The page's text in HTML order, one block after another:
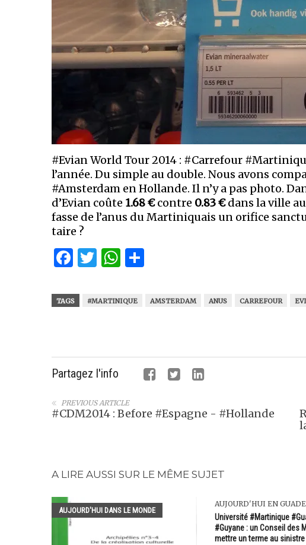
#Evian World Tour 2014 : #Carrefour
l’année. Du simple au double. Nous avons
#Amsterdam en Hollande. Il n’y a pas photo.
d’Evian coûte 1.68 €contre 0.83 €dans la ville
fasse de l’anus du Martiniquais un orifice
taire ?
Facebook
Twitter
WhatsApp
TAGS #MARTINIQUE AMSTERDAM ANUS CARREFOUR
Partagez l'info
PREVIOUS ARTICLE
#CDM2014 : Before #Espagne - #Hollande
A LIRE AUSSI SUR LE MÊME SUJET
AUJOURD'HUI DANS LE MONDE
AUJOURD'HUI EN
Université #Martinique
#Guyane : un Conseil des
mettre un terme au sinistre